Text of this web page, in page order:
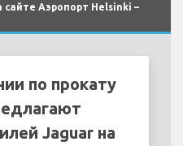
Аэропорт Helsinki –
по прокату
Jaguar на